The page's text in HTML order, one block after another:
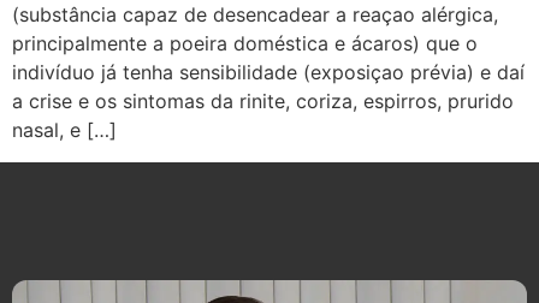
(substância capaz de desencadear a reaçao alérgica,
principalmente a poeira doméstica e ácaros) que o
indivíduo já tenha sensibilidade (exposiçao prévia) e daí
a crise e os sintomas da rinite, coriza, espirros, prurido
nasal, e […]